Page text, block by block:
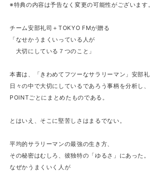
※特典の内容は予告なく変更の可能性がございます。
チーム安部礼司＋TOKYO FMが贈る
「なせかうまくいっている人が
大切にしている７つのこと」
本書は、「きわめてフツーなサラリーマン」安部
日々の中で大切にしているであろう事柄を分析し、
POINTごとにまとめたものである。
とはいえ、そこに堅苦しさはまるでない。
平均的サラリーマンの最強の生き方、
その秘密はむしろ、彼独特の「ゆるさ」にあった。
なぜかうまくいく人が